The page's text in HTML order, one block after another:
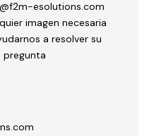
esolutions.com
imagen necesaria
a resolver su
pregunta